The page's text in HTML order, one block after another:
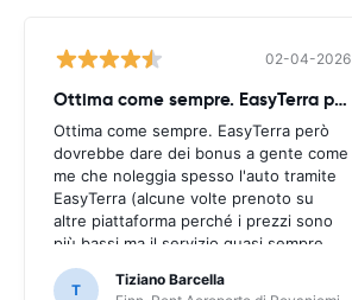
02-04-2026
Ottima come sempre. EasyTerra però
Ottima come sempre. EasyTerra però
dovrebbe dare dei bonus a gente come
me che noleggia spesso l'auto tramite
EasyTerra (alcune volte prenoto su
altre piattaforma perché i prezzi sono
più bassi ma il servizio quasi sempre
peggiore tramite piattaforma di
prenotazione (EasyTerra è più semplice
T
Tiziano Barcella